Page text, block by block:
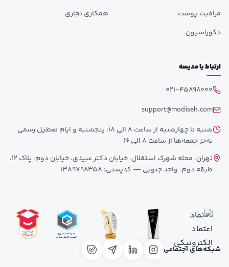
مراقبت پوست
دکوراسیون
همکاری تجاری
ارتباط با مدیسه
021-45898000
support@modiseh.com
شنبه تا چهارشنبه از ساعت 8 الی 18؛ پنجشنبه و ایام تعطیل رسمی
به‌جز جمعه‌ها از ساعت 8 الی 16
تهران، محله شهرک استقلال، خیابان دکتر عبیدی، خیابان دوم، پلاک 12،
طبقه دوم، واحد جنوبی — کدپستی: 1389798358
شبکه‌های اجتماعی